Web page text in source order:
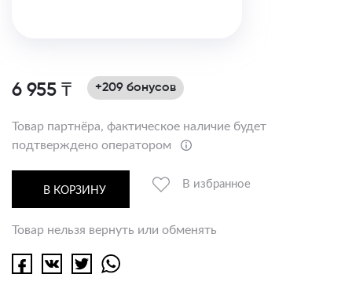
6 955 ₸ +209 бонусов
Товар партнёра, фактическое наличие будет
подтверждено оператором
В КОРЗИНУ
В избранное
Товар нельзя вернуть или обменять